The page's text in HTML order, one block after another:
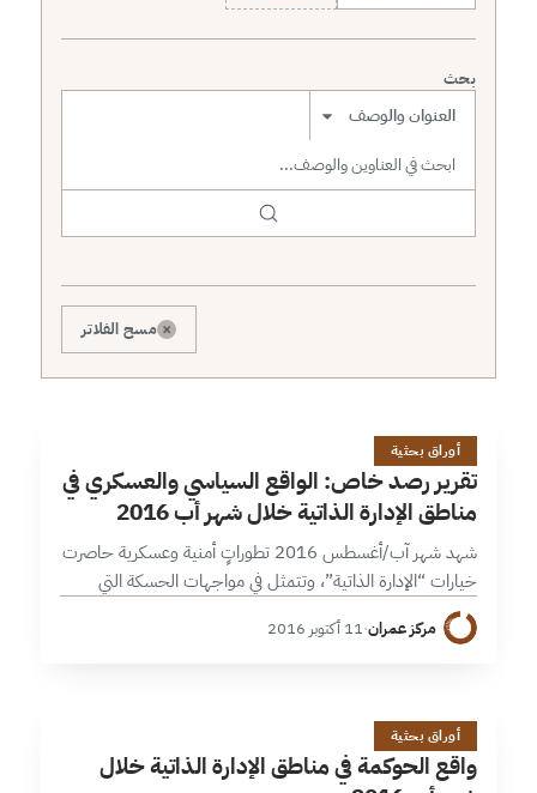
بحث
نطاق البحث
× مسح الفلاتر
ت
33 دقائق
أوراق بحثية
تقرير رصد خاص: الواقع السياسي والعسكري في
مناطق الإدارة الذاتية خلال شهر أب 2016
شهد شهر آب/أغسطس 2016 تطوراتٍ أمنية وعسكرية حاصرت
خيارات “الإدارة الذاتية”، وتتمثل في مواجهات الحسكة التي
استعمل فيها النظام الطائرات الحربية والمدفعية الثقيلة لأول
مرة مهدداً بشل الحياة الإدارية في…
مركز عمران·11 أكتوبر 2016
و
21 دقائق
أوراق بحثية
واقع الحوكمة في مناطق الإدارة الذاتية خلال